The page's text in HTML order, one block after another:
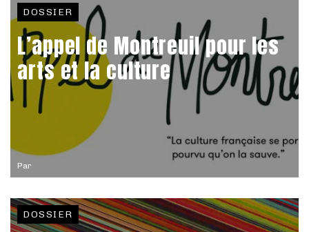
Par
DOSSIER
L’appel de Montreuil pour les
arts et la culture
DOSSIER